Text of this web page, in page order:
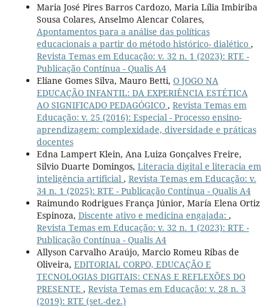
Maria José Pires Barros Cardozo, Maria Lília Imbiriba
Sousa Colares, Anselmo Alencar Colares,
Apontamentos para a análise das políticas
educacionais a partir do método histórico- dialético ,
Revista Temas em Educação: v. 32 n. 1 (2023): RTE -
Publicação Contínua - Qualis A4
Eliane Gomes Silva, Mauro Betti, O JOGO NA
EDUCAÇÃO INFANTIL: DA EXPERIÊNCIA ESTÉTICA
AO SIGNIFICADO PEDAGÓGICO , Revista Temas em
Educação: v. 25 (2016): Especial - Processo ensino-
aprendizagem: complexidade, diversidade e práticas
docentes
Edna Lampert Klein, Ana Luiza Gonçalves Freire,
Silvio Duarte Domingos, Literacia digital e literacia em
inteligência artificial , Revista Temas em Educação: v.
34 n. 1 (2025): RTE - Publicação Contínua - Qualis A4
Raimundo Rodrigues França Júnior, María Elena Ortiz
Espinoza, Discente ativo e medicina engajada: ,
Revista Temas em Educação: v. 32 n. 1 (2023): RTE -
Publicação Contínua - Qualis A4
Allyson Carvalho Araújo, Marcio Romeu Ribas de
Oliveira, EDITORIAL CORPO, EDUCAÇÃO E
TECNOLOGIAS DIGITAIS: CENAS E REFLEXÕES DO
PRESENTE , Revista Temas em Educação: v. 28 n. 3
(2019): RTE (set.-dez.)